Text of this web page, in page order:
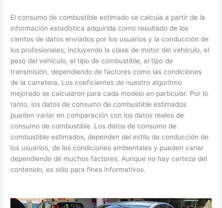
El consumo de combustible estimado se calcula a partir de la
información estadística adquirida como resultado de los
cientos de datos enviados por los usuarios y la conducción de
los profesionales; incluyendo la clase de motor del vehículo, el
peso del vehículo, el tipo de combustible, el tipo de
transmisión, dependiendo de factores como las condiciones
de la carretera. Los coeficientes de nuestro algoritmo
mejorado se calcularon para cada modelo en particular. Por lo
tanto, los datos de consumo de combustible estimados
pueden variar en comparación con los datos reales de
consumo de combustible. Los datos de consumo de
combustible estimados, dependen del estilo de conducción de
los usuarios, de las condiciones ambientales y pueden variar
dependiendo de muchos factores. Aunque no hay certeza del
contenido, es sólo para fines informativos.